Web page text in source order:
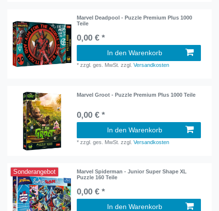
Marvel Deadpool - Puzzle Premium Plus 1000
Teile
0,00 € *
In den Warenkorb
*zzgl. ges. MwSt. zzgl.Versandkosten
Marvel Groot - Puzzle Premium Plus 1000 Teile
0,00 € *
In den Warenkorb
*zzgl. ges. MwSt. zzgl.Versandkosten
Sonderangebot
Marvel Spiderman - Junior Super Shape XL
Puzzle 160 Teile
0,00 € *
In den Warenkorb